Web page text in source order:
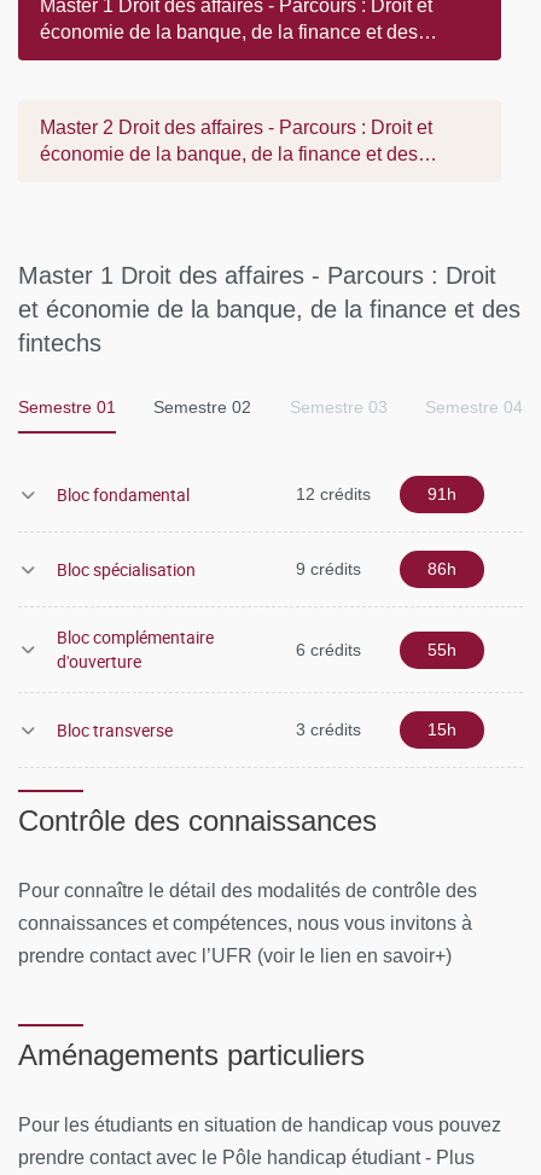
Master 1 Droit des affaires - Parcours : Droit et
économie de la banque, de la finance et des
fintechs
Master 2 Droit des affaires - Parcours : Droit et
économie de la banque, de la finance et des
Master 1 Droit des affaires - Parcours : Droit
et économie de la banque, de la finance et des
fintechs
Semestre 01 Semestre 02 Semestre 03 Semestre 04
Bloc fondamental 12 crédits 91h
Bloc spécialisation 9 crédits 86h
Bloc complémentaire
d'ouverture
6 crédits 55h
Bloc transverse 3 crédits 15h
Contrôle des connaissances
Pour connaître le détail des modalités de contrôle des
connaissances et compétences, nous vous invitons à
prendre contact avec l’UFR (voir le lien en savoir+)
Aménagements particuliers
Pour les étudiants en situation de handicap vous pouvez
prendre contact avec le Pôle handicap étudiant - Plus